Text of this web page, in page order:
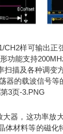
样可输出
功能支持
描及各种调
器的载波信号等
器，这功率放
材料等的磁